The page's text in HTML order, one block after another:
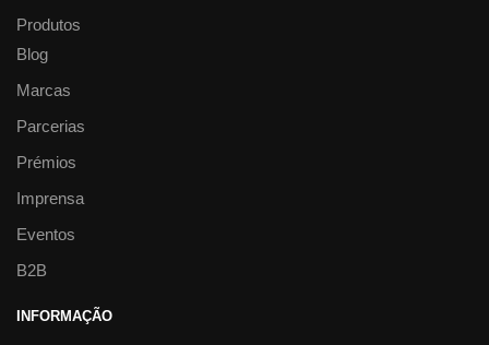
Produtos
Blog
Marcas
Parcerias
Prémios
Imprensa
Eventos
B2B
INFORMAÇÃO